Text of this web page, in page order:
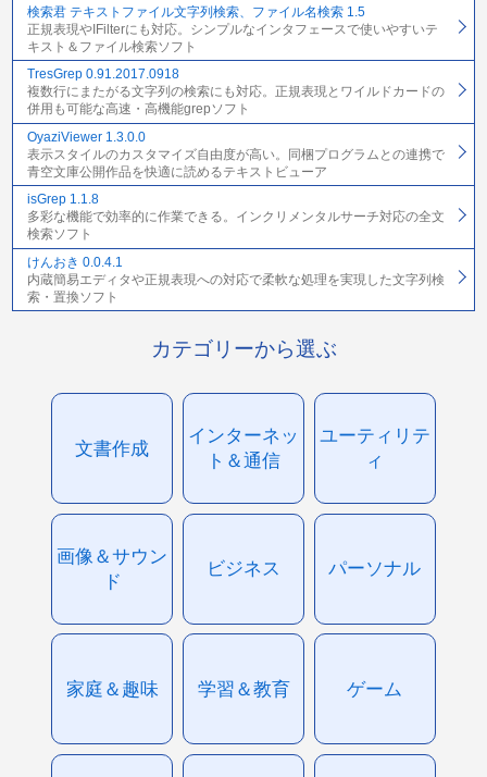
検索君 テキストファイル文字列検索、ファイル名検索 1.5
正規表現やIFilterにも対応。シンプルなインタフェースで使いやすいテ
キスト＆ファイル検索ソフト
TresGrep 0.91.2017.0918
複数行にまたがる文字列の検索にも対応。正規表現とワイルドカードの
併用も可能な高速・高機能grepソフト
OyaziViewer 1.3.0.0
表示スタイルのカスタマイズ自由度が高い。同梱プログラムとの連携で
青空文庫公開作品を快適に読めるテキストビューア
isGrep 1.1.8
多彩な機能で効率的に作業できる。インクリメンタルサーチ対応の全文
検索ソフト
けんおき 0.0.4.1
内蔵簡易エディタや正規表現への対応で柔軟な処理を実現した文字列検
索・置換ソフト
カテゴリーから選ぶ
文書作成
インターネッ
ト＆通信
ユーティリテ
ィ
画像＆サウン
ド
ビジネス パーソナル
家庭＆趣味 学習＆教育 ゲーム